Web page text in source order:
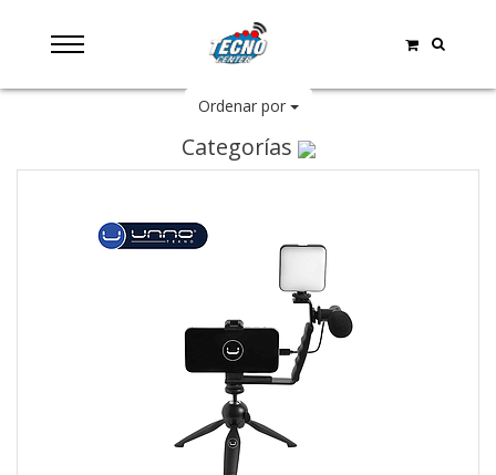
Ordenar por
Categorías